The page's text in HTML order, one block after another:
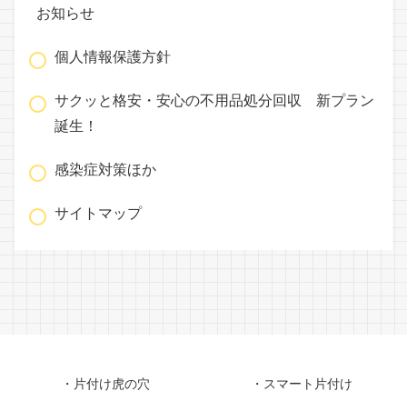
お知らせ
個人情報保護方針
サクッと格安・安心の不用品処分回収 新プラン
誕生！
感染症対策ほか
サイトマップ
・片付け虎の穴 ・スマート片付け